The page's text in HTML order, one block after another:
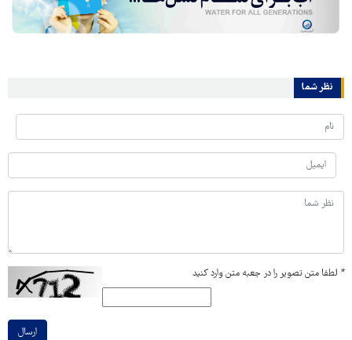
نظر شما
* لطفا متن تصویر را در جعبه متن وارد کنید
ارسال